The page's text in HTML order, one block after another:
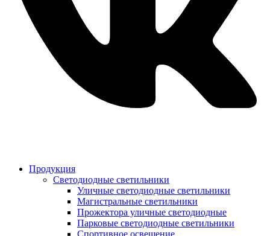
Продукция
Светодиодные светильники
Уличные светодиодные светильники
Магистральные светильники
Прожектора уличные светодиодные
Парковые светодиодные светильники
Спортивное освещение